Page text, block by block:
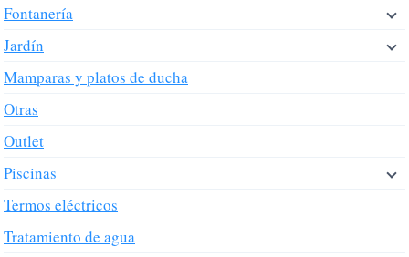
Fontanería
Jardín
Mamparas y platos de ducha
Otras
Outlet
Piscinas
Termos eléctricos
Tratamiento de agua